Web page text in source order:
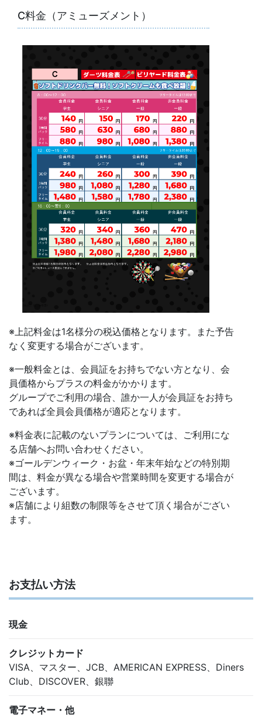
C料金（アミューズメント）
※上記料金は1名様分の税込価格となります。また予告
なく変更する場合がございます。
※一般料金とは、会員証をお持ちでない方となり、会
員価格からプラスの料金がかかります。
グループでご利用の場合、誰か一人が会員証をお持ち
であれば全員会員価格が適応となります。
※料金表に記載のないプランについては、ご利用にな
る店舗へお問い合わせください。
※ゴールデンウィーク・お盆・年末年始などの特別期
間は、料金が異なる場合や営業時間を変更する場合が
ございます。
※店舗により組数の制限等をさせて頂く場合がござい
ます。
お支払い方法
現金
クレジットカード
VISA、マスター、JCB、AMERICAN EXPRESS、Diners
Club、DISCOVER、銀聯
電子マネー・他